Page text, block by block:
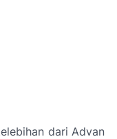
dari Advan